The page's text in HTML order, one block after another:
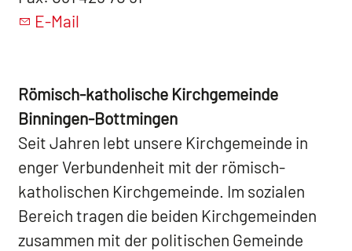
E-Mail
Römisch-katholische Kirchgemeinde
Binningen-Bottmingen
Seit Jahren lebt unsere Kirchgemeinde in
enger Verbundenheit mit der römisch-
katholischen Kirchgemeinde. Im sozialen
Bereich tragen die beiden Kirchgemeinden
zusammen mit der politischen Gemeinde